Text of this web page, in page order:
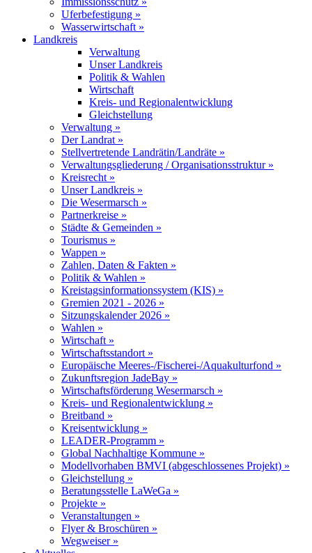
Uferbefestigung »
Wasserwirtschaft »
Landkreis
Verwaltung
Unser Landkreis
Politik & Wahlen
Wirtschaft
Kreis- und Regionalentwicklung
Gleichstellung
Verwaltung »
Der Landrat »
Stellvertretende Landrätin/Landräte »
Verwaltungsgliederung / Organisationsstruktur »
Kreisrecht »
Unser Landkreis »
Die Wesermarsch »
Partnerkreise »
Städte & Gemeinden »
Tourismus »
Wappen »
Zahlen, Daten & Fakten »
Politik & Wahlen »
Kreistagsinformationssystem (KIS) »
Gremien 2021 - 2026 »
Sitzungskalender 2026 »
Wahlen »
Wirtschaft »
Wirtschaftsstandort »
Europäische Meeres-/Fischerei-/Aquakulturfond »
Zukunftsregion JadeBay »
Wirtschaftsförderung Wesermarsch »
Kreis- und Regionalentwicklung »
Breitband »
Kreisentwicklung »
LEADER-Programm »
Global Nachhaltige Kommune »
Modellvorhaben BMVI (abgeschlossenes Projekt) »
Gleichstellung »
Beratungsstelle LaWeGa »
Projekte »
Veranstaltungen »
Flyer & Broschüren »
Wegweiser »